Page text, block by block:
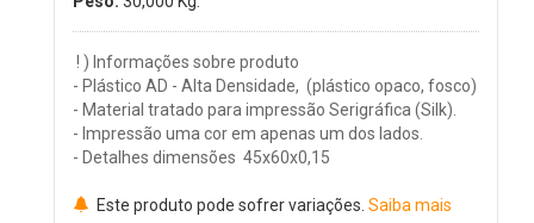
! ) Informações sobre produto
- Plástico AD - Alta Densidade, (plástico opaco, fosco)
- Material tratado para impressão Serigráfica (Silk).
- Impressão uma cor em apenas um dos lados.
- Detalhes dimensões 45x60x0,15
Este produto pode sofrer variações. Saiba mais